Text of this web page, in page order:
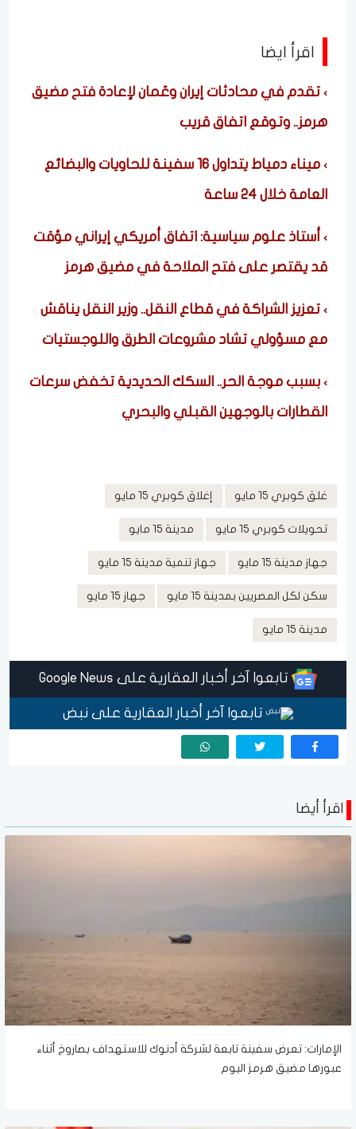
اقرأ ايضا
تقدم في محادثات إيران وعُمان لإعادة فتح مضيق
هرمز.. وتوقع اتفاق قريب
ميناء دمياط يتداول 16 سفينة للحاويات والبضائع
العامة خلال 24 ساعة
أستاذ علوم سياسية: اتفاق أمريكي إيراني مؤقت
قد يقتصر على فتح الملاحة في مضيق هرمز
تعزيز الشراكة في قطاع النقل.. وزير النقل يناقش
مع مسؤولي تشاد مشروعات الطرق واللوجستيات
بسبب موجة الحر.. السكك الحديدية تخفض سرعات
القطارات بالوجهين القبلي والبحري
غلق كوبري 15 مايو إغلاق كوبري 15 مايو
تحويلات كوبري 15 مايو مدينة 15 مايو
جهاز مدينة 15 مايو جهاز تنمية مدينة 15 مايو
سكن لكل المصريين بمدينة 15 مايو جهاز 15 مايو
مدينة 15 مايو
تابعوا آخر أخبار العقارية على Google News
تابعوا آخر أخبار العقارية على نبض
اقرأ أيضا
الإمارات: تعرض سفينة تابعة لشركة أدنوك للاستهداف بصاروخ أثناء
عبورها مضيق هرمز اليوم